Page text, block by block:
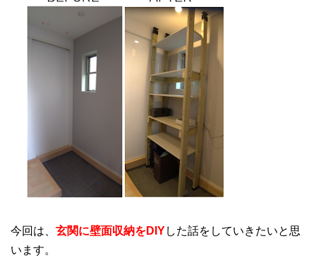
今回は、 玄関に壁面収納をDIYした話をしていきたいと思
います。